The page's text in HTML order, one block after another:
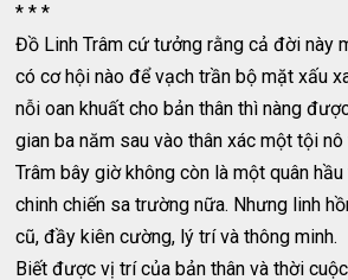
* * *
Đồ Linh Trâm cứ tưởng rằng cả đời này
có cơ hội nào để vạch trần bộ mặt xấu
nỗi oan khuất cho bản thân thì nàng
gian ba năm sau vào thân xác một tội
Trâm bây giờ không còn là một quân
chinh chiến sa trường nữa. Nhưng linh
cũ, đầy kiên cường, lý trí và thông minh.
Biết được vị trí của bản thân và thời